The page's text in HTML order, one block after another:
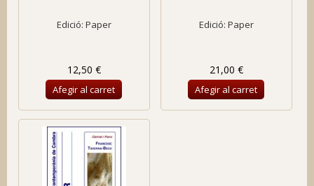
Edició: Paper
12,50 €
Afegir al carret
Edició: Paper
21,00 €
Afegir al carret